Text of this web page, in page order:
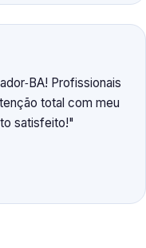
Profissionais
total com meu
satisfeito!